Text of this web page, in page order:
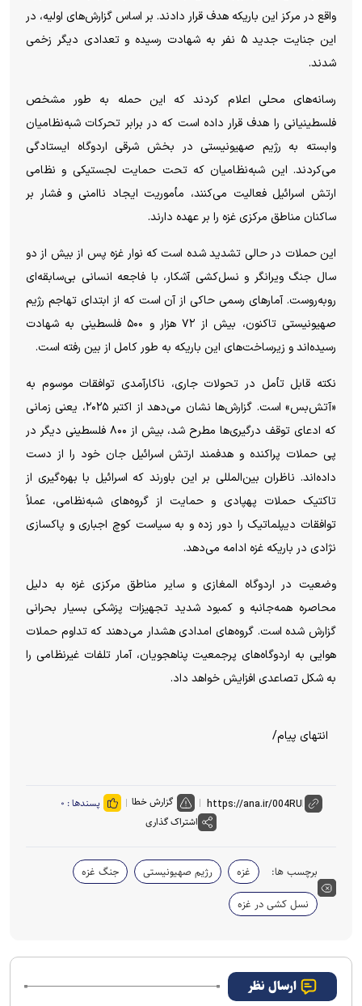
واقع در مرکز این باریکه هدف قرار دادند. بر اساس گزارش‌های اولیه، در
این جنایت جدید ۵ نفر به شهادت رسیده و تعدادی دیگر زخمی
شدند.
رسانه‌های محلی اعلام کردند که این حمله به طور مشخص
فلسطینیانی را هدف قرار داده است که در برابر تحرکات شبه‌نظامیان
وابسته به رژیم صهیونیستی در بخش شرقی اردوگاه ایستادگی
می‌کردند. این شبه‌نظامیان که تحت حمایت لجستیکی و نظامی
ارتش اسرائیل فعالیت می‌کنند، مأموریت ایجاد ناامنی و فشار بر
ساکنان مناطق مرکزی غزه را بر عهده دارند.
این حملات در حالی تشدید شده است که نوار غزه پس از بیش از دو
سال جنگ ویرانگر و نسل‌کشی آشکار، با فاجعه انسانی بی‌سابقه‌ای
روبه‌روست. آمار‌های رسمی حاکی از آن است که از ابتدای تهاجم رژیم
صهیونیستی تاکنون، بیش از ۷۲ هزار و ۵۰۰ فلسطینی به شهادت
رسیده‌اند و زیرساخت‌های این باریکه به طور کامل از بین رفته است.
نکته قابل تأمل در تحولات جاری، ناکارآمدی توافقات موسوم به
«آتش‌بس» است. گزارش‌ها نشان می‌دهد از اکتبر ۲۰۲۵، یعنی زمانی
که ادعای توقف درگیری‌ها مطرح شد، بیش از ۸۰۰ فلسطینی دیگر در
پی حملات پراکنده و هدفمند ارتش اسرائیل جان خود را از دست
داده‌اند. ناظران بین‌المللی بر این باورند که اسرائیل با بهره‌گیری از
تاکتیک حملات پهپادی و حمایت از گروه‌های شبه‌نظامی، عملاً
توافقات دیپلماتیک را دور زده و به سیاست کوچ اجباری و پاکسازی
نژادی در باریکه غزه ادامه می‌دهد.
وضعیت در اردوگاه المغازی و سایر مناطق مرکزی غزه به دلیل
محاصره همه‌جانبه و کمبود شدید تجهیزات پزشکی بسیار بحرانی
گزارش شده است. گروه‌های امدادی هشدار می‌دهند که تداوم حملات
هوایی به اردوگاه‌های پرجمعیت پناهجویان، آمار تلفات غیرنظامی را
به شکل تصاعدی افزایش خواهد داد.
انتهای پیام/
گزارش خطا پسندها : ۰
اشتراک گذاری
برچسب ها: غزه رژیم صهیونیستی
جنگ غزه
نسل کشی در غزه
ارسال نظر